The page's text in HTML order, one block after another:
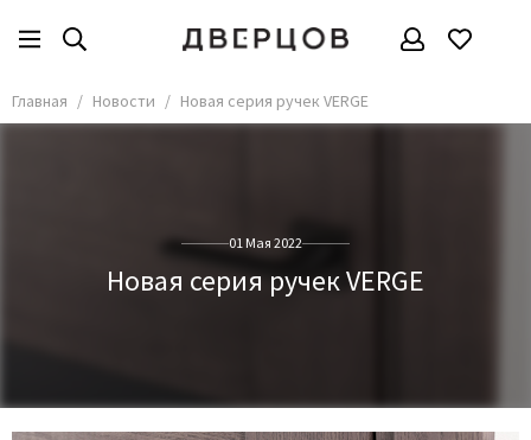
Главная Новости Новая серия ручек VERGE
01 Мая 2022
Новая серия ручек VERGE